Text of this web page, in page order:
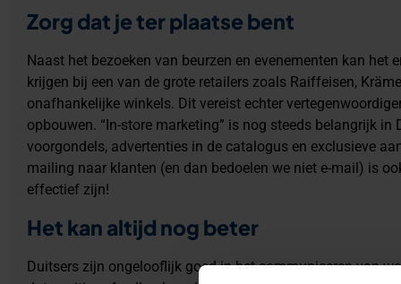
Zorg dat je ter plaatse bent
Naast het bezoeken van beurzen en evenementen kan het
krijgen bij een van de grote retailers zoals Raiffeisen,
onafhankelijke winkels. Dit vereist echter
opbouwen. “In-store marketing” is nog steeds belangrijk in
voorgondels, advertenties in de catalogus en exclusieve
mailing naar klanten (en dan bedoelen we niet e-mail) is
effectief zijn!
Het kan altijd nog beter
Duitsers zijn ongelooflijk goed in het communiceren van